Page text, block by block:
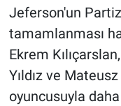
Jeferson'un
tamamlanması
Ekrem
Yıldız ve
oyuncusuyla daha